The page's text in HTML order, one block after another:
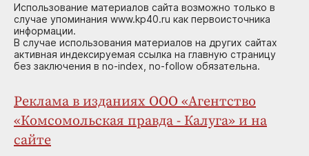
Использование материалов сайта возможно только в
случае упоминания www.kp40.ru как первоисточника
информации.
В случае использования материалов на других сайтах
активная индексируемая ссылка на главную страницу
без заключения в no-index, no-follow обязательна.
Реклама в изданиях ООО «Агентство
«Комсомольская правда - Калуга» и на
сайте